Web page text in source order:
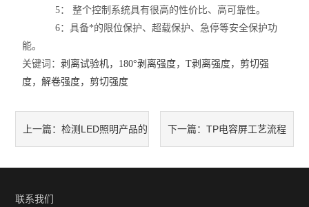
5： 整个控制系统具有很高的性价比、高可靠性。
6：具备*的限位保护、超载保护、急停等安全保护功
能。
关键词：剥离试验机， 180°剥离强度，T剥离强度， 剪切强
度，解卷强度， 剪切强度
上一篇：检测LED照明产品的 下一篇： TP电容屏工艺流程
联系我们